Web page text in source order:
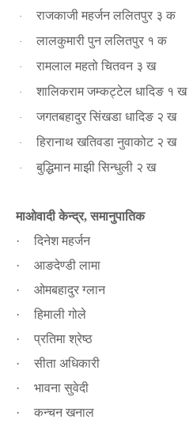
· राजकाजी महर्जन ललितपुर ३ क
· लालकुमारी पुन ललितपुर १ क
· रामलाल महतो चितवन ३ ख
· शालिकराम जम्कट्टेल धादिङ १ ख
· जगतबहादुर सिंखडा धादिङ २ ख
· हिरानाथ खतिवडा नुवाकोट २ ख
· बुद्धिमान माझी सिन्धुली २ ख
माओवादी केन्द्र,समानुपातिक
· दिनेश महर्जन
· आङदेण्डी लामा
· ओमबहादुर ग्लान
· हिमाली गोले
· प्रतिमा श्रेष्ठ
· सीता अधिकारी
· भावना सुवेदी
·
कन्चन खनाल